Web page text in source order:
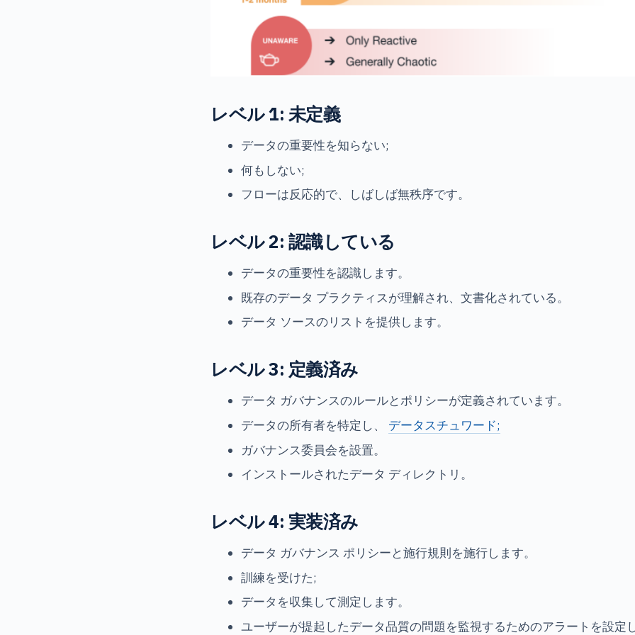
レベル 1: 未定義
データの重要性を知らない;
何もしない;
フローは反応的で、しばしば無秩序です。
レベル 2: 認識している
データの重要性を認識します。
既存のデータ プラクティスが理解され、文書化されている。
データ ソースのリストを提供します。
レベル 3: 定義済み
データ ガバナンスのルールとポリシーが定義されています。
データの所有者を特定し、 データスチュワード;
ガバナンス委員会を設置。
インストールされたデータ ディレクトリ。
レベル 4: 実装済み
データ ガバナンス ポリシーと施行規則を施行します。
訓練を受けた;
データを収集して測定します。
ユーザーが提起したデータ品質の問題を監視するためのアラートを設定